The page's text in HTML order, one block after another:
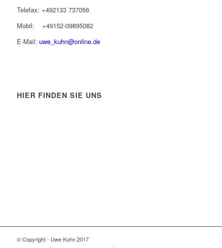
Telefax: +492133 737056
Mobil: +49152-09895082
E-Mail: uwe_kuhn@online.de
HIER FINDEN SIE UNS
© Copyright - Uwe Kuhn 2017